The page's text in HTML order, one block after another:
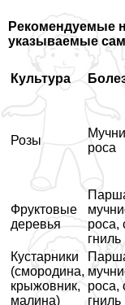
Рекомендуемые
указываемые
Культура
Розы
роса
Фруктовые
деревья
роса,
гниль
Кустарники
(смородина,
крыжовник,
малина)
роса,
гниль